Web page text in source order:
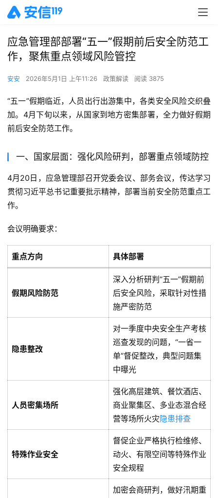
应急管理部部署“五一”假期前后安全防范工
作，聚焦重点领域风险管控
安安 2026年5月1日 上午11:26 政策解读 阅读 3875
“五一”假期临近，人员出行出游集中，各类安全风险交织叠
加。4月下旬以来，从国家到地方密集部署，全力做好假期
前后安全防范工作。
一、国家层面：强化风险研判，部署重点领域防控
4月20日，应急管理部召开党委会议、部务会议，传达学习
贯彻习近平总书记重要批示精神，部署当前安全防范重点工
作。
会议明确要求：
重点方向 具体部署
假期风险防范
深入分析研判“五一”假期前
后安全风险，采取针对性措
施严密防范
隐患整改
对一季度中央安全生产考核
巡查发现的问题，“一省一
单”督促整改，典型问题集
中曝光
人员密集场所
强化高层建筑、餐饮酒店、
商业聚集区、多业态混合经
营等场所火灾隐患排查
特殊作业安全
督促企业严格执行检维修、
动火、有限空间等特殊作业
安全规程
加密会商研判，做好汛期重